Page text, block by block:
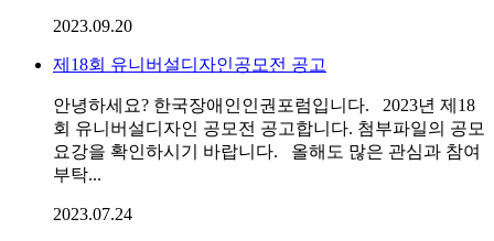
2023.09.20
제18회 유니버설디자인공모전 공고
안녕하세요? 한국장애인인권포럼입니다. 2023년 제18
회 유니버설디자인 공모전 공고합니다. 첨부파일의 공모
요강을 확인하시기 바랍니다. 올해도 많은 관심과 참여
부탁...
2023.07.24